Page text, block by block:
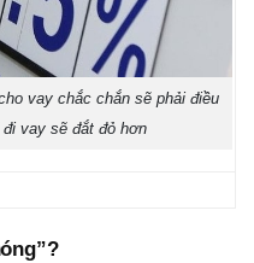
vay chắc chắn sẽ phải điều
vay sẽ đắt đỏ hơn